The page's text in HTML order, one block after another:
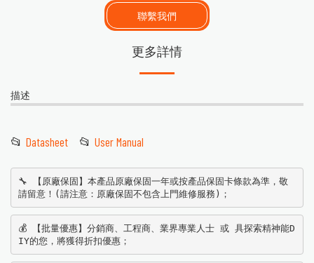
聯繫我們
更多詳情
描述
📂 Datasheet 📂 User Manual
🔧 【原廠保固】本產品原廠保固一年或按產品保固卡條款為準，敬
請留意！(請注意：原廠保固不包含上門維修服務)；
💰 【批量優惠】分銷商、工程商、業界專業人士 或 具探索精神能D
IY的您，將獲得折扣優惠；